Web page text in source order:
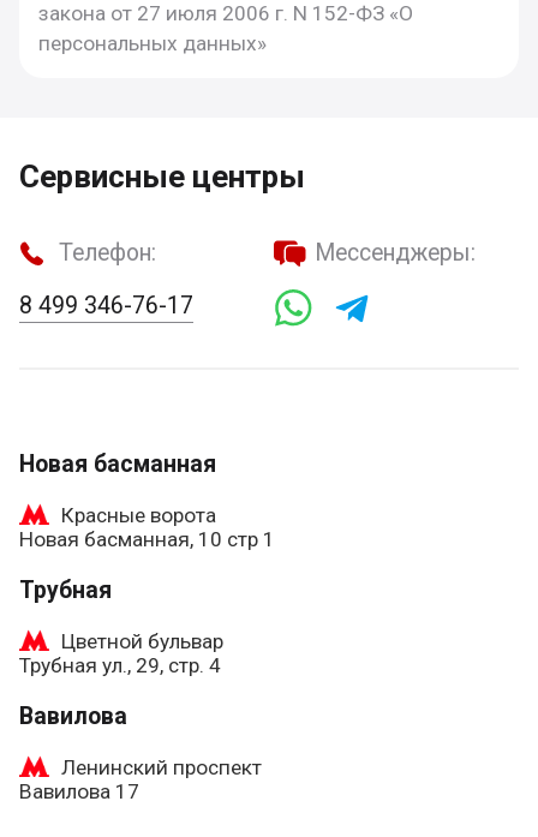
закона от 27 июля 2006 г. N 152-ФЗ «О
персональных данных»
Сервисные центры
Телефон:
8 499 346-76-17
Мессенджеры:
Новая басманная
Красные ворота
Новая басманная, 10 стр 1
Трубная
Цветной бульвар
Трубная ул., 29, стр. 4
Вавилова
Ленинский проспект
Вавилова 17